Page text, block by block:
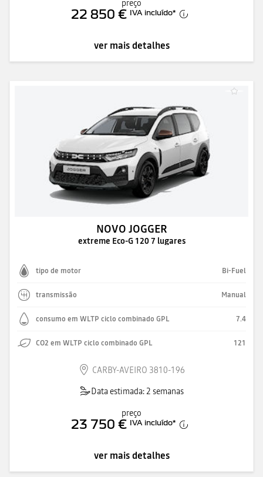
preço
22 850 € IVA incluído*
ver mais detalhes
NOVO JOGGER
extreme Eco-G 120 7 lugares
tipo de motor Bi-Fuel
transmissão Manual
consumo em WLTP ciclo combinado GPL 7.4
CO2 em WLTP ciclo combinado GPL 121
CARBY-AVEIRO 3810-196
Data estimada: 2 semanas
preço
23 750 € IVA incluído*
ver mais detalhes